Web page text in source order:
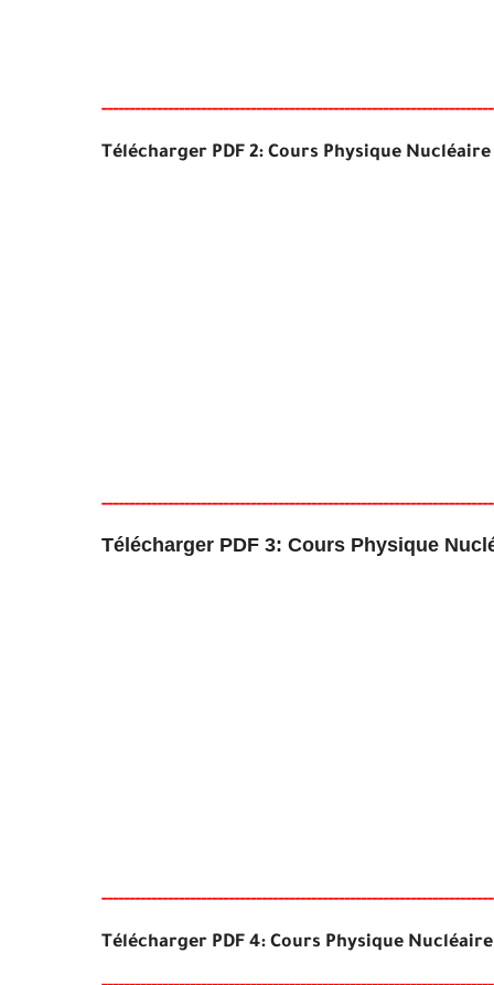
----------------------------------------------------------------------
Télécharger PDF 2: Cours Physique
----------------------------------------------------------------------
Télécharger PDF 3: Cours Physique
----------------------------------------------------------------------
Télécharger PDF 4: Cours Physique